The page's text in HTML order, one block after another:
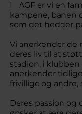
I AGF er vi en
kampene, banen
som det hedder
Vi anerkender de
deres liv til at
stadion, i klubben
anerkender
frivillige og andre,
Deres passion og